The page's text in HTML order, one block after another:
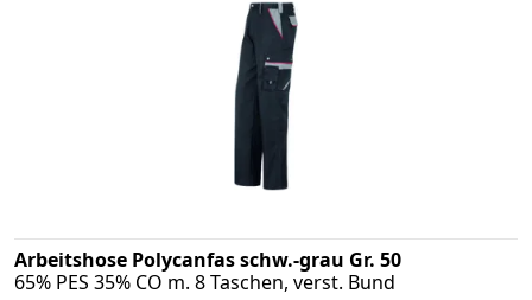
Arbeitshose Polycanfas schw.-grau Gr. 50
65% PES 35% CO m. 8 Taschen, verst. Bund